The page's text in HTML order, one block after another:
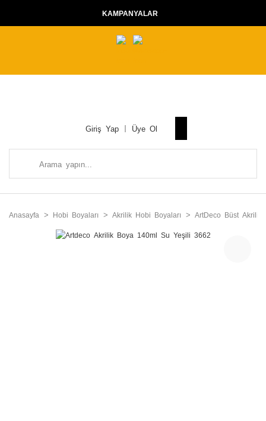
KAMPANYALAR
Giriş Yap Üye Ol
Anasayfa Hobi Boyaları Akrilik Hobi Boyaları ArtDeco Büst Akrilik